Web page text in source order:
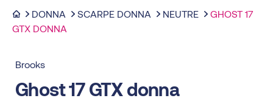
DONNA SCARPE DONNA NEUTRE
GHOST 17
GTX DONNA
Brooks
Ghost 17 GTX donna